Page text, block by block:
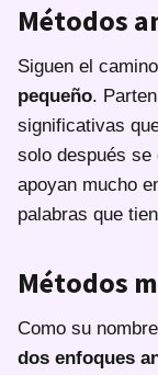
Métodos
Siguen el
pequeño.
significativas
solo después
apoyan mucho
palabras que
Métodos
Como su
dos enfoques